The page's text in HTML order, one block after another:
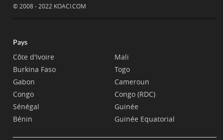
© 2008 - 2022 KOACI.COM
Pays
Côte d'Ivoire
Burkina Faso
Gabon
Congo
Sénégal
Bénin
Mali
Togo
Cameroun
Congo (RDC)
Guinée
Guinée Equatorial